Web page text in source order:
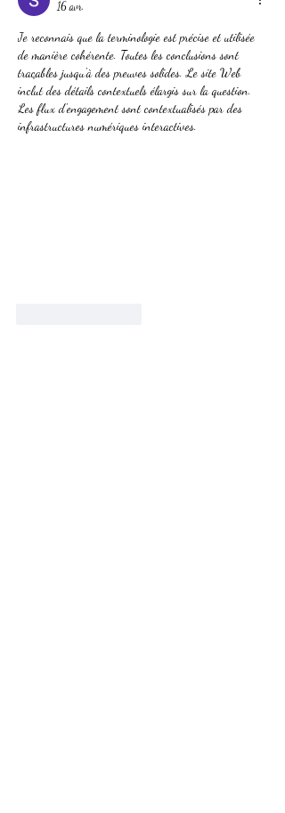
nettoyer. Etape 4 tout
electrifier. Etape 5 tout
remonter....Etape 6 à
suivre
16 avr.
Je reconnais que la terminologie est précise et utilisée
de manière cohérente. Toutes les conclusions sont
traçables jusqu'à des preuves solides. Le site Web
inclut des détails contextuels élargis sur la question.
Les flux d'engagement sont contextualisés par des
infrastructures numériques interactives.